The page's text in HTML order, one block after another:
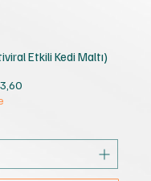
Etkili Kedi Maltı)
Fiyat